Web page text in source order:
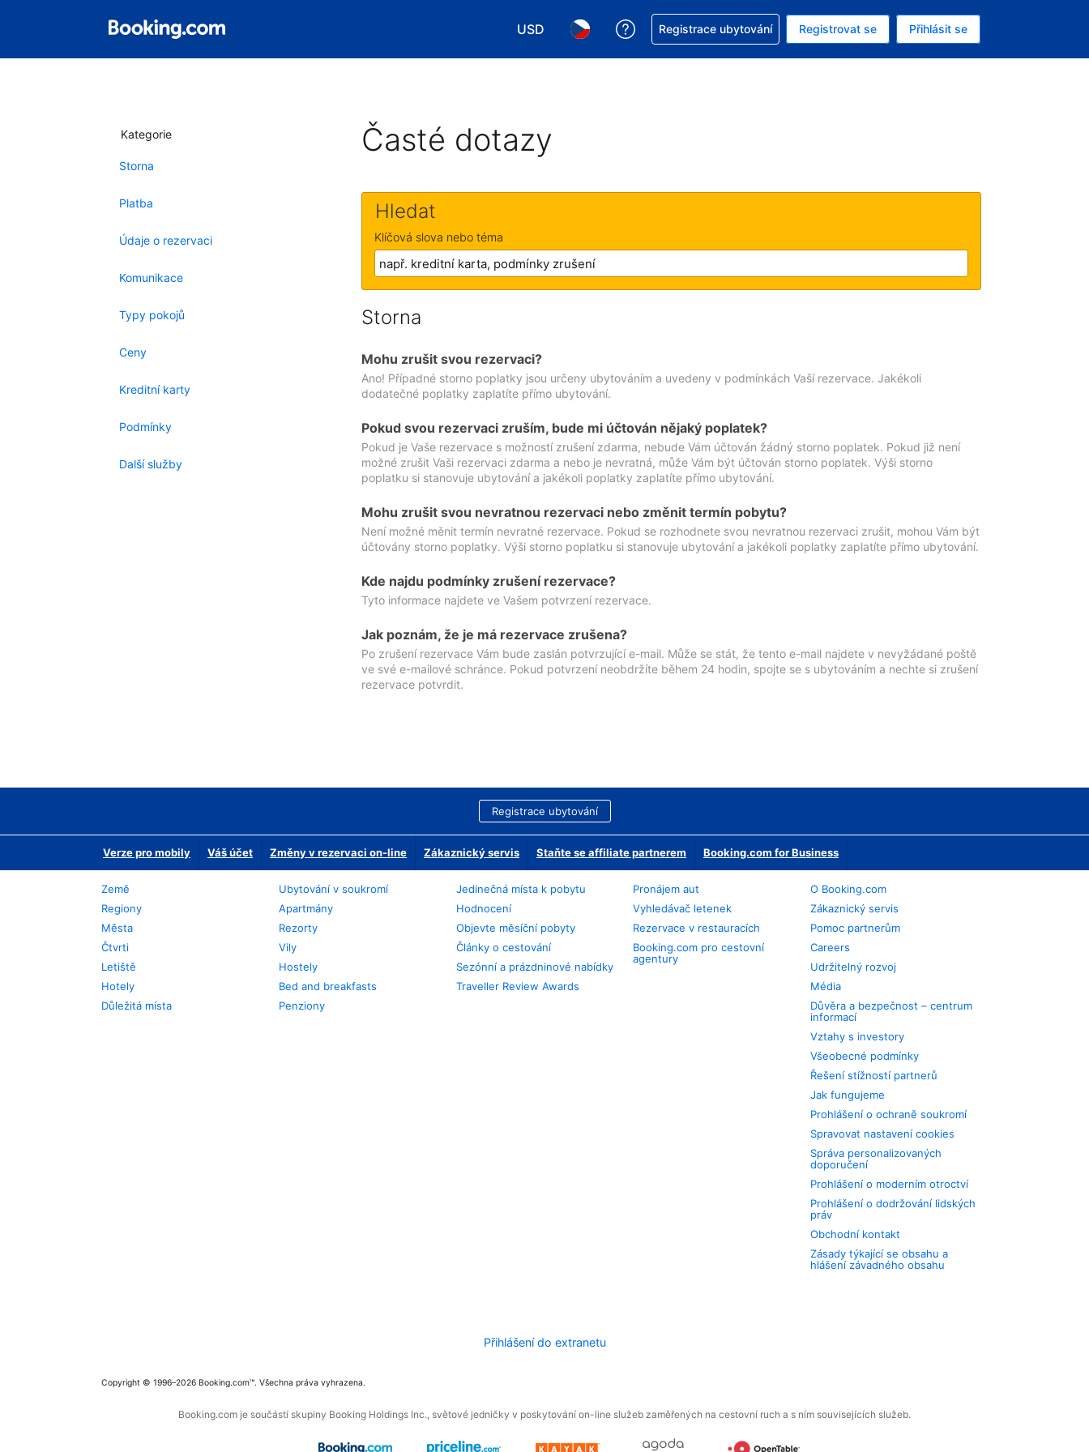
USD
Vyberte si měnu. Aktuálně zvolená měna: Americký dolar
Vyberte si jazyk. Aktuálně zvolený jazyk: V češtině
Asistence s rezervací
Registrace ubytování Registrovat se Přihlásit se
Kategorie
Storna
Platba
Údaje o rezervaci
Komunikace
Typy pokojů
Ceny
Kreditní karty
Podmínky
Další služby
Časté dotazy
Hledat
Klíčová slova nebo téma
Storna
Mohu zrušit svou rezervaci?
Ano! Případné storno poplatky jsou určeny ubytováním a uvedeny v podmínkách Vaší rezervace. Jakékoli
dodatečné poplatky zaplatíte přímo ubytování.
Pokud svou rezervaci zruším, bude mi účtován nějaký poplatek?
Pokud je Vaše rezervace s možností zrušení zdarma, nebude Vám účtován žádný storno poplatek. Pokud již není
možné zrušit Vaši rezervaci zdarma a nebo je nevratná, může Vám být účtován storno poplatek. Výši storno
poplatku si stanovuje ubytování a jakékoli poplatky zaplatíte přímo ubytování.
Mohu zrušit svou nevratnou rezervaci nebo změnit termín pobytu?
Není možné měnit termín nevratné rezervace. Pokud se rozhodnete svou nevratnou rezervaci zrušit, mohou Vám být
účtovány storno poplatky. Výši storno poplatku si stanovuje ubytování a jakékoli poplatky zaplatíte přímo ubytování.
Kde najdu podmínky zrušení rezervace?
Tyto informace najdete ve Vašem potvrzení rezervace.
Jak poznám, že je má rezervace zrušena?
Po zrušení rezervace Vám bude zaslán potvrzující e-mail. Může se stát, že tento e-mail najdete v nevyžádané poště
ve své e-mailové schránce. Pokud potvrzení neobdržíte během 24 hodin, spojte se s ubytováním a nechte si zrušení
rezervace potvrdit.
Registrace ubytování
Verze pro mobily Váš účet Změny v rezervaci on-line Zákaznický servis Staňte se affiliate partnerem Booking.com for Business
Země
Regiony
Města
Čtvrti
Letiště
Hotely
Důležitá místa
Ubytování v soukromí
Apartmány
Rezorty
Vily
Hostely
Bed and breakfasts
Penziony
Jedinečná místa k pobytu
Hodnocení
Objevte měsíční pobyty
Články o cestování
Sezónní a prázdninové nabídky
Traveller Review Awards
Pronájem aut
Vyhledávač letenek
Rezervace v restauracích
Booking.com pro cestovní
agentury
O Booking.com
Zákaznický servis
Pomoc partnerům
Careers
Udržitelný rozvoj
Média
Důvěra a bezpečnost – centrum
informací
Vztahy s investory
Všeobecné podmínky
Řešení stížností partnerů
Jak fungujeme
Prohlášení o ochraně soukromí
Spravovat nastavení cookies
Správa personalizovaných
doporučení
Prohlášení o moderním otroctví
Prohlášení o dodržování lidských
práv
Obchodní kontakt
Zásady týkající se obsahu a
hlášení závadného obsahu
Přihlášení do extranetu
Copyright © 1996–2026 Booking.com™. Všechna práva vyhrazena.
Booking.com je součástí skupiny Booking Holdings Inc., světové jedničky v poskytování on-line služeb zaměřených na cestovní ruch a s ním souvisejících služeb.